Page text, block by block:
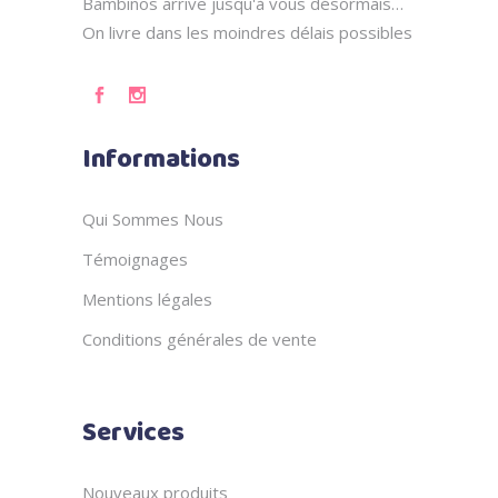
On livre dans les moindres délais possibles
Informations
Qui Sommes Nous
Témoignages
Mentions légales
Conditions générales de vente
Services
Nouveaux produits